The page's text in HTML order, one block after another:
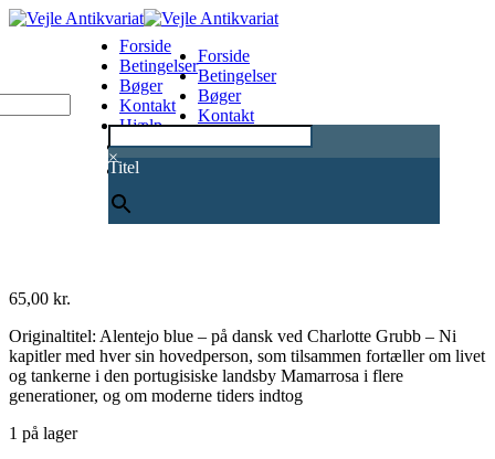
×
Titel
Forside
Betingelser
Bøger
Kontakt
Hjælp
0
Forside
Betingelser
Bøger
Kontakt
65,00 kr.
Originaltitel: Alentejo blue – på dansk ved Charlotte Grubb – Ni
kapitler med hver sin hovedperson, som tilsammen fortæller om livet
og tankerne i den portugisiske landsby Mamarrosa i flere
generationer, og om moderne tiders indtog
1 på lager